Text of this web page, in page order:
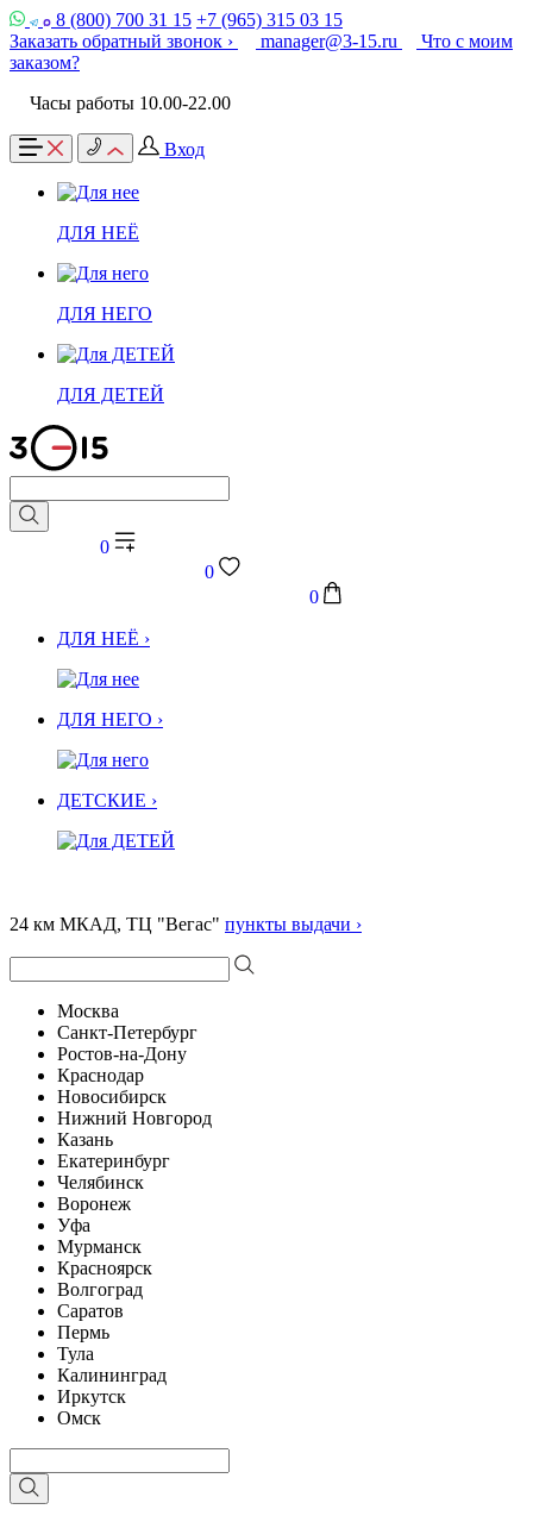
8 (800) 700 31 15 +7 (965) 315 03 15
Заказать обратный звонок ›
manager@3-15.ru
Что с моим
заказом?
Часы работы 10.00-22.00
Вход
ДЛЯ НЕЁ
ДЛЯ НЕГО
ДЛЯ ДЕТЕЙ
0
0
0
ДЛЯ НЕЁ ›
ДЛЯ НЕГО ›
ДЕТСКИЕ ›
24 км МКАД, ТЦ "Вегас" пункты выдачи ›
Москва
Санкт-Петербург
Ростов-на-Дону
Краснодар
Новосибирск
Нижний Новгород
Казань
Екатеринбург
Челябинск
Воронеж
Уфа
Мурманск
Красноярск
Волгоград
Саратов
Пермь
Тула
Калининград
Иркутск
Омск